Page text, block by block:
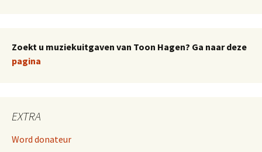
Zoekt u muziekuitgaven van Toon Hagen? Ga naar deze
pagina
EXTRA
Word donateur